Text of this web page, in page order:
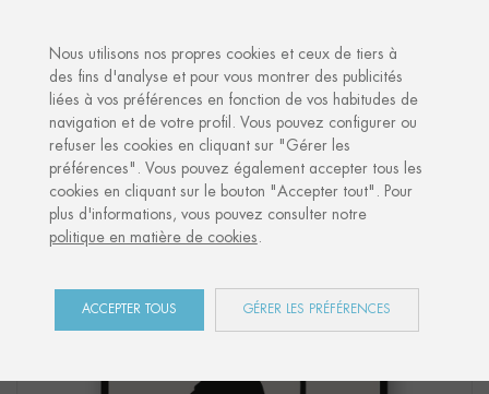
Euskal Herria Affiche "ARRANTZALE"
Nous utilisons nos propres cookies et ceux de tiers à
des fins d'analyse et pour vous montrer des publicités
liées à vos préférences en fonction de vos habitudes de
navigation et de votre profil. Vous pouvez configurer ou
refuser les cookies en cliquant sur "Gérer les
préférences". Vous pouvez également accepter tous les
cookies en cliquant sur le bouton "Accepter tout". Pour
plus d'informations, vous pouvez consulter notre
politique en matière de cookies.
ACCEPTER TOUS GÉRER LES PRÉFÉRENCES